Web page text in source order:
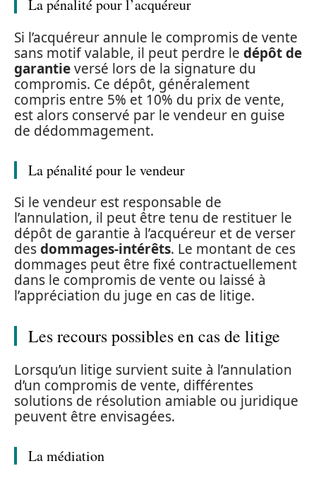
La pénalité pour l’acquéreur
Si l’acquéreur annule le compromis de vente
sans motif valable, il peut perdre le dépôt de
garantieversé lors de la signature du
compromis. Ce dépôt, généralement
compris entre 5% et 10% du prix de vente,
est alors conservé par le vendeur en guise
de dédommagement.
La pénalité pour le vendeur
Si le vendeur est responsable de
l’annulation, il peut être tenu de restituer le
dépôt de garantie à l’acquéreur et de verser
desdommages-intérêts. Le montant de ces
dommages peut être fixé contractuellement
dans le compromis de vente ou laissé à
l’appréciation du juge en cas de litige.
Les recours possibles en cas de litige
Lorsqu’un litige survient suite à l’annulation
d’un compromis de vente, différentes
solutions de résolution amiable ou juridique
peuvent être envisagées.
La médiation